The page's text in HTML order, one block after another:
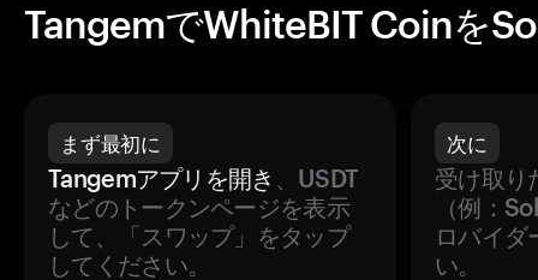
TangemでWhiteBIT Coinを
まず最初に
Tangemアプリを開き 、USDT
などのトークンページを表示
して、「スワップ」をタップ
してください。
次に
受け取り
（例：
ロバイダ
い。